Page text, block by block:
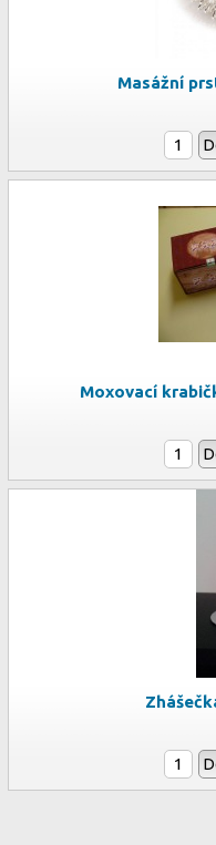
Masážní
Moxovací